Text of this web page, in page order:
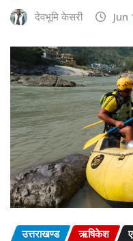
देवभूमि केसरी Jun
उत्तराखण्ड ऋषिकेश